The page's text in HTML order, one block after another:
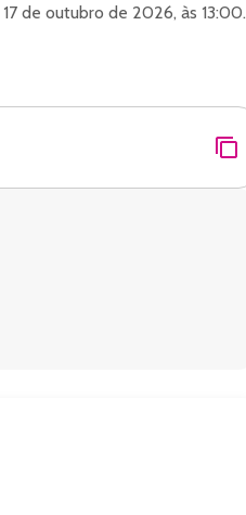
de outubro de 2026, às 13:00.
Prudente.